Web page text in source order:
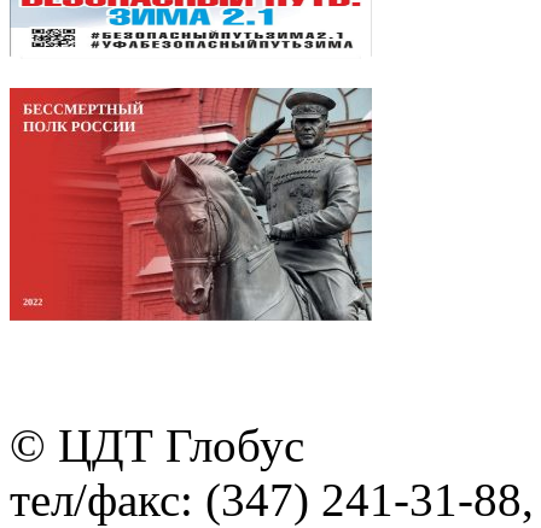
© ЦДТ Глобус
тел/факс: (347) 241-31-